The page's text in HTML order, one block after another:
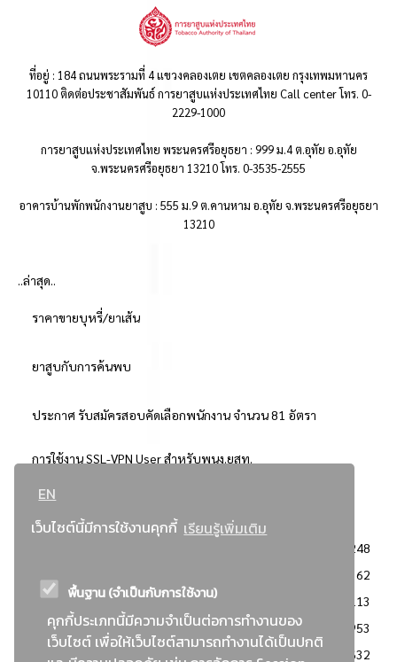
EN
เว็บไซต์นี้มีการใช้งานคุกกี้ เรียนรู้เพิ่มเติม
พื้นฐาน (จำเป็นกับการใช้งาน)
คุกกี้ประเภทนี้มีความจำเป็นต่อการทำงานของ
เว็บไซต์ เพื่อให้เว็บไซต์สามารถทำงานได้เป็นปกติ
ที่อยู่ : 184 ถนนพระรามที่ 4 แขวงคลองเตย เขตคลองเตย กรุงเทพมหานคร
10110 ติดต่อประชาสัมพันธ์ การยาสูบแห่งประเทศไทย Call center โทร. 0-
2229-1000
การยาสูบแห่งประเทศไทย พระนครศรีอยุธยา : 999 ม.4 ต.อุทัย อ.อุทัย
จ.พระนครศรีอยุธยา 13210 โทร. 0-3535-2555
อาคารบ้านพักพนักงานยาสูบ : 555 ม.9 ต.คานหาม อ.อุทัย จ.พระนครศรีอยุธยา
13210
..ล่าสุด..
ราคาขายบุหรี่/ยาเส้น
ยาสูบกับการค้นพบ
ประกาศ รับสมัครสอบคัดเลือกพนักงาน จำนวน 81 อัตรา
การใช้งาน SSL-VPN User สำหรับพนง.ยสท.
..ยอดนิยม..
3248
2362
: วิธีเฉพาะเจาะจง
2113
ข่าวสาร/ประกาศ
1953
: เอกสารส่งเสริมความโปร่งใสในการจัดซื้อจัดจ้าง
1632